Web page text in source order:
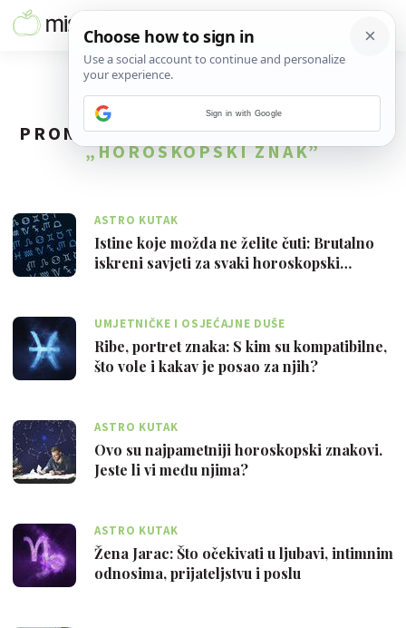
PRONAĐENO130REZULTATA ZA TAG
„HOROSKOPSKI ZNAK”
ASTRO KUTAK
Istine koje možda ne želite čuti: Brutalno
iskreni savjeti za svaki horoskopski…
UMJETNIČKE I OSJEĆAJNE DUŠE
Ribe, portret znaka: S kim su kompatibilne,
što vole i kakav je posao za njih?
ASTRO KUTAK
Ovo su najpametniji horoskopski znakovi.
Jeste li vi među njima?
ASTRO KUTAK
Žena Jarac: Što očekivati u ljubavi, intimnim
odnosima, prijateljstvu i poslu
Sign in with Google